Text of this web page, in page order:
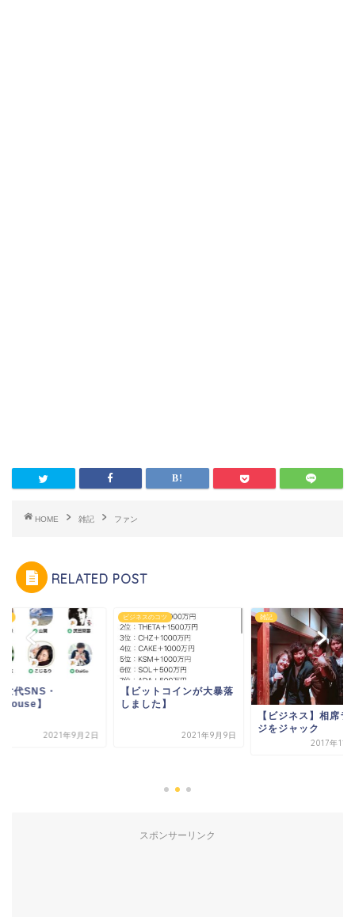
HOME 雑記 ファン
RELATED POST
世代SNS・
】
2021年9月2日
ビジネスのコツ
【ビットコインが大暴落
しました】
2021年9月9日
雑記
【ビジネス】相席ラ
ジをジャック
2017年11
スポンサーリンク